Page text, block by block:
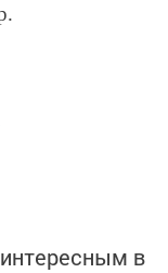
в